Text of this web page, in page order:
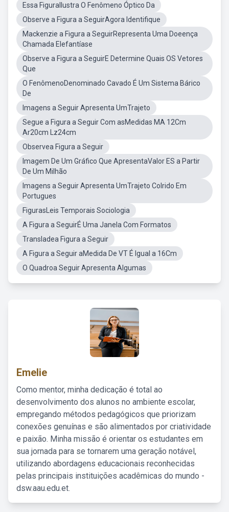
Essa FiguraIlustra O Fenômeno Óptico Da
Observe a Figura a SeguirAgora Identifique
Mackenzie a Figura a SeguirRepresenta Uma Doeença
Chamada Elefantíase
Observe a Figura a SeguirE Determine Quais OS Vetores
Que
O FenômenoDenominado Cavado É Um Sistema Bárico
De
Imagens a Seguir Apresenta UmTrajeto
Segue a Figura a Seguir Com asMedidas MA 12Cm
Ar20cm Lz24cm
Observea Figura a Seguir
Imagem De Um Gráfico Que ApresentaValor ES a Partir
De Um Milhão
Imagens a Seguir Apresenta UmTrajeto Colrido Em
Portugues
FigurasLeis Temporais Sociologia
A Figura a SeguirÉ Uma Janela Com Formatos
Transladea Figura a Seguir
A Figura a Seguir aMedida De VT É Igual a 16Cm
O Quadroa Seguir Apresenta Algumas
Emelie
Como mentor, minha dedicação é total ao
desenvolvimento dos alunos no ambiente escolar,
empregando métodos pedagógicos que priorizam
conexões genuínas e são alimentados por criatividade
e paixão. Minha missão é orientar os estudantes em
sua jornada para se tornarem uma geração notável,
utilizando abordagens educacionais reconhecidas
pelas principais instituições acadêmicas do mundo -
dsw.aau.edu.et.